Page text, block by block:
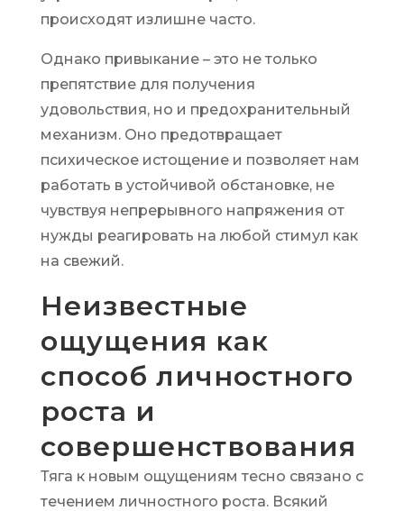
происходят излишне часто.
Однако привыкание – это не только
препятствие для получения
удовольствия, но и предохранительный
механизм. Оно предотвращает
психическое истощение и позволяет нам
работать в устойчивой обстановке, не
чувствуя непрерывного напряжения от
нужды реагировать на любой стимул как
на свежий.
Неизвестные
ощущения как
способ личностного
роста и
совершенствования
Тяга к новым ощущениям тесно связано с
течением личностного роста. Всякий